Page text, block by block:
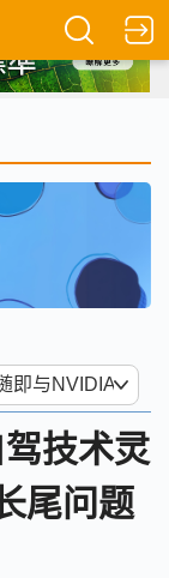
技术灵
尾问题